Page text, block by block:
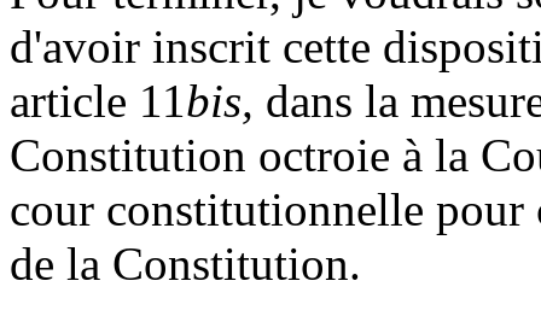
d'avoir inscrit cette
article 11bis, dans la
Constitution octroie à la
cour constitutionnelle pour
de la Constitution.